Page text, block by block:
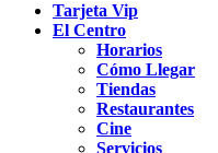
Tarjeta Vip
El Centro
Horarios
Cómo Llegar
Tiendas
Restaurantes
Cine
Servicios